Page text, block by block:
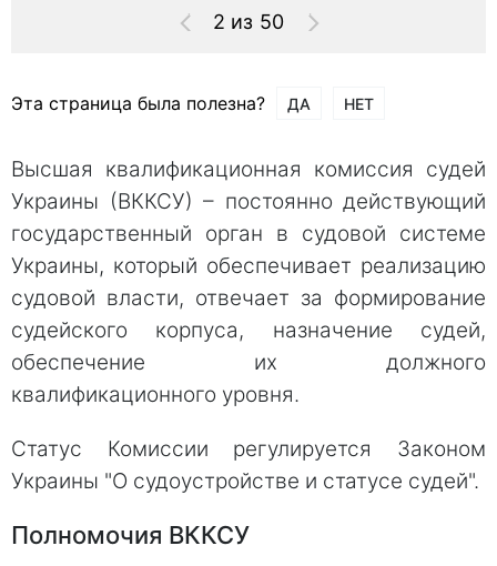
2 из 50
Эта страница была полезна? ДА НЕТ
Высшая квалификационная комиссия судей
Украины (ВККСУ) – постоянно действующий
государственный орган в судовой системе
Украины, который обеспечивает реализацию
судовой власти, отвечает за формирование
судейского корпуса, назначение судей,
обеспечение их должного
квалификационного уровня.
Статус Комиссии регулируется Законом
Украины "О судоустройстве и статусе судей".
Полномочия ВККСУ